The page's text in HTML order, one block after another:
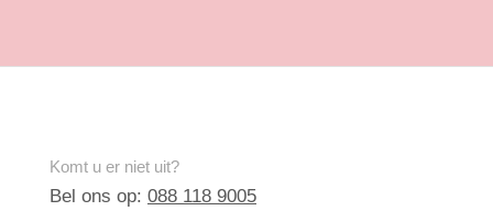
Komt u er niet uit?
Bel ons op: 088 118 9005